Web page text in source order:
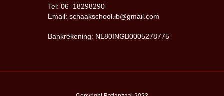
Tel: 06–18298290
Email: schaakschool.ib@gmail.com
Bankrekening: NL80INGB0005278775